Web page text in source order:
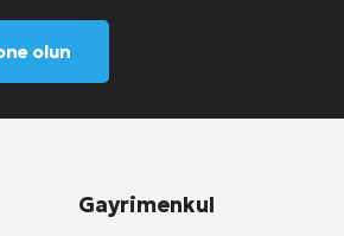
olun
Gayrimenkul